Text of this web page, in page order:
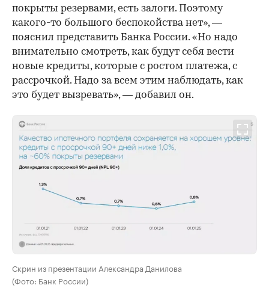
покрыты резервами, есть залоги. Поэтому
какого-то большого беспокойства нет», —
пояснил представить Банка России. «Но надо
внимательно смотреть, как будут себя вести
новые кредиты, которые с ростом платежа, с
рассрочкой. Надо за всем этим наблюдать, как
это будет вызревать», — добавил он.
Скрин из презентации Александра Данилова
(Фото: Банк России)